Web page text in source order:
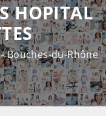
HOPITAL
Bouches-du-Rhône